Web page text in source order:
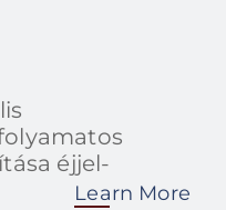
éjjel-
Learn More